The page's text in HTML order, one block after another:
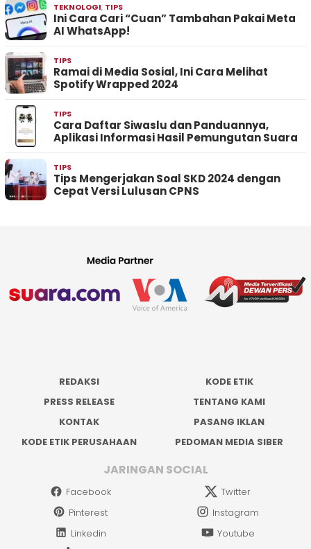
TEKNOLOGI, TIPS
Ini Cara Cari “Cuan” Tambahan Pakai Meta
AI WhatsApp!
TIPS
Ramai di Media Sosial, Ini Cara Melihat
Spotify Wrapped 2024
TIPS
Cara Daftar Siwaslu dan Panduannya,
Aplikasi Informasi Hasil Pemungutan Suara
TIPS
Tips Mengerjakan Soal SKD 2024 dengan
Cepat Versi Lulusan CPNS
REDAKSI
KODE ETIK
PRESS RELEASE
TENTANG KAMI
KONTAK
PASANG IKLAN
KODE ETIK PERUSAHAAN
PEDOMAN MEDIA SIBER
JARINGAN SOCIAL
Facebook
Twitter
Pinterest
Instagram
Linkedin
Youtube